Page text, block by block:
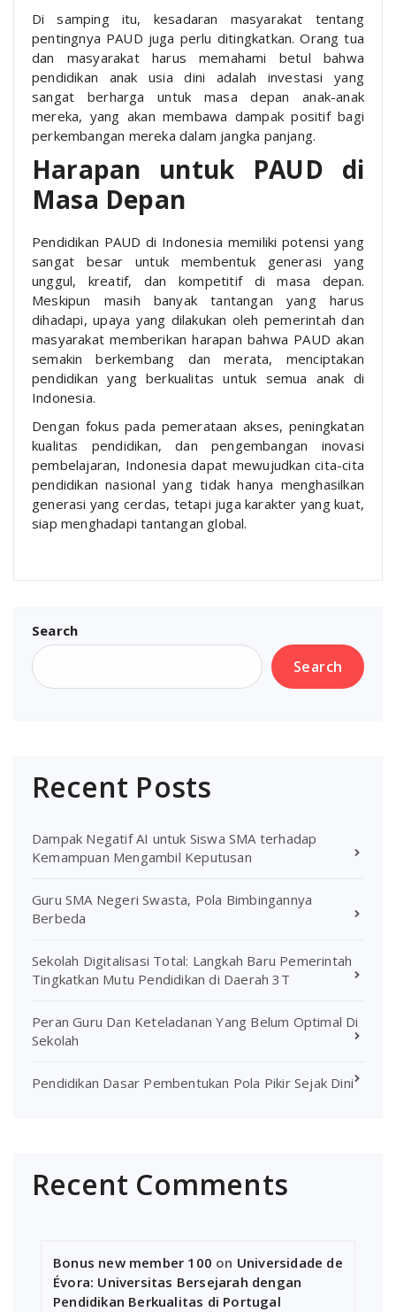
Di samping itu, kesadaran masyarakat tentang
pentingnya PAUD juga perlu ditingkatkan. Orang tua
dan masyarakat harus memahami betul bahwa
pendidikan anak usia dini adalah investasi yang
sangat berharga untuk masa depan anak-anak
mereka, yang akan membawa dampak positif bagi
perkembangan mereka dalam jangka panjang.
Harapan untuk PAUD di
Masa Depan
Pendidikan PAUD di Indonesia memiliki potensi yang
sangat besar untuk membentuk generasi yang
unggul, kreatif, dan kompetitif di masa depan.
Meskipun masih banyak tantangan yang harus
dihadapi, upaya yang dilakukan oleh pemerintah dan
masyarakat memberikan harapan bahwa PAUD akan
semakin berkembang dan merata, menciptakan
pendidikan yang berkualitas untuk semua anak di
Indonesia.
Dengan fokus pada pemerataan akses, peningkatan
kualitas pendidikan, dan pengembangan inovasi
pembelajaran, Indonesia dapat mewujudkan cita-cita
pendidikan nasional yang tidak hanya menghasilkan
generasi yang cerdas, tetapi juga karakter yang kuat,
siap menghadapi tantangan global.
Search
Search
Recent Posts
Dampak Negatif AI untuk Siswa SMA terhadap
Kemampuan Mengambil Keputusan
Guru SMA Negeri Swasta, Pola Bimbingannya
Berbeda
Sekolah Digitalisasi Total: Langkah Baru Pemerintah
Tingkatkan Mutu Pendidikan di Daerah 3T
Peran Guru Dan Keteladanan Yang Belum Optimal Di
Sekolah
Pendidikan Dasar Pembentukan Pola Pikir Sejak Dini
Recent Comments
Bonus new member 100 on Universidade de
Évora: Universitas Bersejarah dengan
Pendidikan Berkualitas di Portugal